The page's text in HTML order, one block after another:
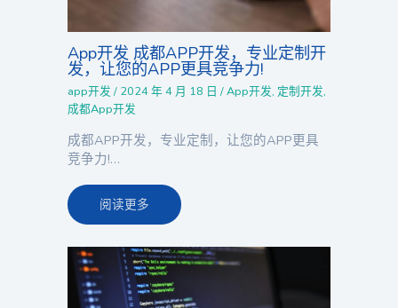
App开发 成都APP开发，专业定制开
发，让您的APP更具竞争力!
app开发 / 2024 年 4 月 18 日/App开发, 定制开发,
成都App开发
成都APP开发，专业定制，让您的APP更具
竞争力!…
阅读更多